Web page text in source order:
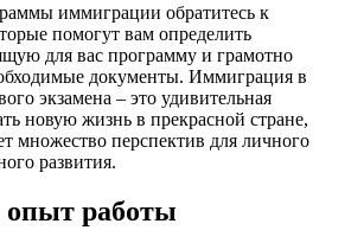
иммиграции обратитесь к
помогут вам определить
для вас программу и грамотно
документы. Иммиграция в
экзамена – это удивительная
новую жизнь в прекрасной стране,
множество перспектив для личного
развития.
работы